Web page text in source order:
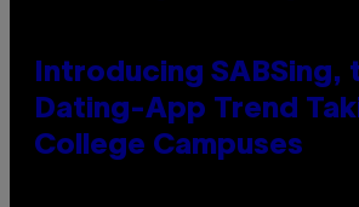
Introducing SABSing,
Dating-App Trend
College Campuses